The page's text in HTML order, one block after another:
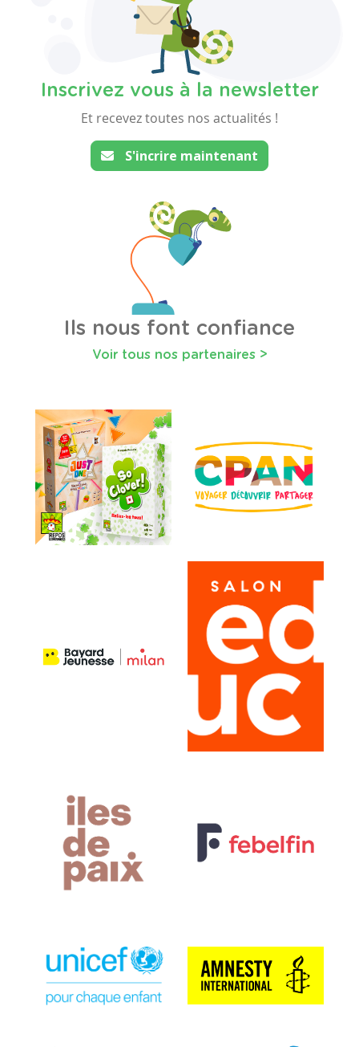
Inscrivez vous à la newsletter
Et recevez toutes nos actualités !
S'incrire maintenant
Ils nous font confiance
Voir tous nos partenaires >